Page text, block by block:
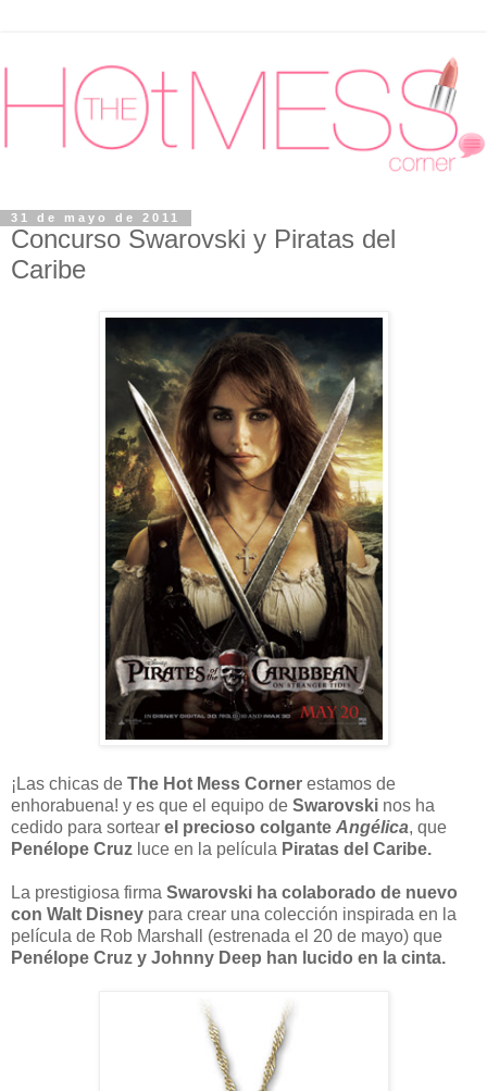
31 de mayo de 2011
Concurso Swarovski y Piratas del
Caribe
¡Las chicas de The Hot Mess Corner estamos de
enhorabuena! y es que el equipo de Swarovski nos ha
cedido para sortear el precioso colgante Angélica, que
Penélope Cruz luce en la película Piratas del Caribe.
La prestigiosa firma Swarovski ha colaborado de nuevo
con Walt Disney para crear una colección inspirada en la
película de Rob Marshall (estrenada el 20 de mayo) que
Penélope Cruz y Johnny Deep han lucido en la cinta.